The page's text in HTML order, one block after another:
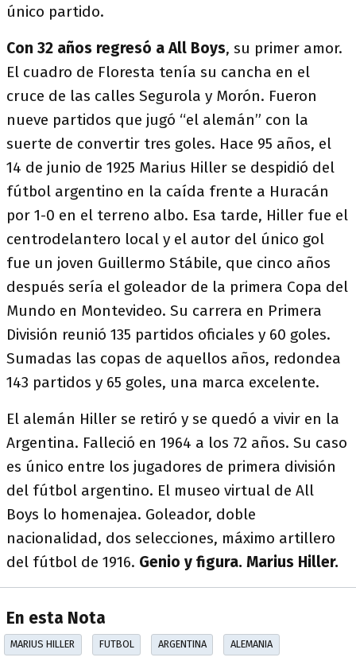
único partido.
Con 32 años regresó a All Boys, su primer amor.
El cuadro de Floresta tenía su cancha en el
cruce de las calles Segurola y Morón. Fueron
nueve partidos que jugó “el alemán” con la
suerte de convertir tres goles. Hace 95 años, el
14 de junio de 1925 Marius Hiller se despidió del
fútbol argentino en la caída frente a Huracán
por 1-0 en el terreno albo. Esa tarde, Hiller fue el
centrodelantero local y el autor del único gol
fue un joven Guillermo Stábile, que cinco años
después sería el goleador de la primera Copa del
Mundo en Montevideo. Su carrera en Primera
División reunió 135 partidos oficiales y 60 goles.
Sumadas las copas de aquellos años, redondea
143 partidos y 65 goles, una marca excelente.
El alemán Hiller se retiró y se quedó a vivir en la
Argentina. Falleció en 1964 a los 72 años. Su caso
es único entre los jugadores de primera división
del fútbol argentino. El museo virtual de All
Boys lo homenajea. Goleador, doble
nacionalidad, dos selecciones, máximo artillero
del fútbol de 1916. Genio y figura. Marius Hiller.
En esta Nota
MARIUS HILLER FUTBOL ARGENTINA ALEMANIA